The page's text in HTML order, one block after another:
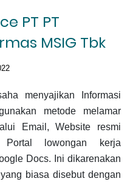
PT PT
MSIG Tbk
menyajikan Informasi
metode melamar
Email, Website resmi
Portal lowongan kerja
Docs. Ini dikarenakan
biasa disebut dengan